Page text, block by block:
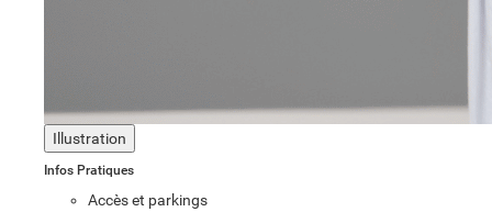
Illustration
Infos Pratiques
Accès et parkings